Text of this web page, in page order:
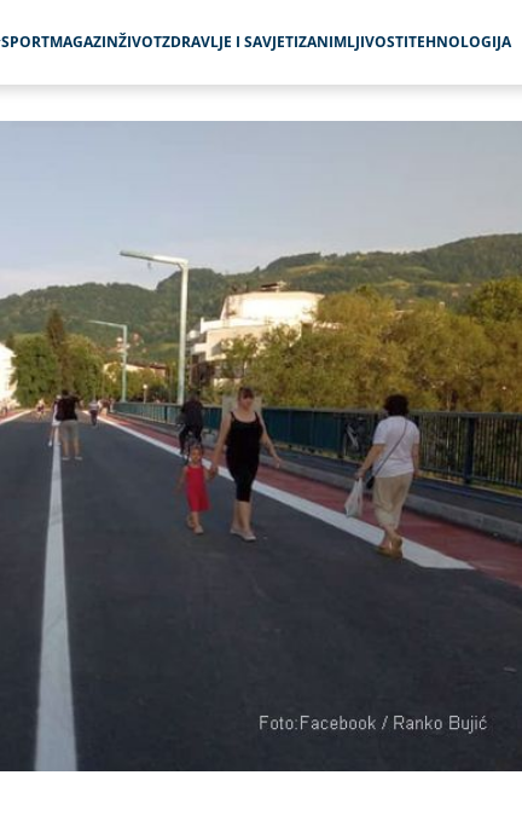
SPORTMAGAZINŽIVOTZDRAVLJE I SAVJETIZANIMLJIVOSTITEHNOLOGIJA